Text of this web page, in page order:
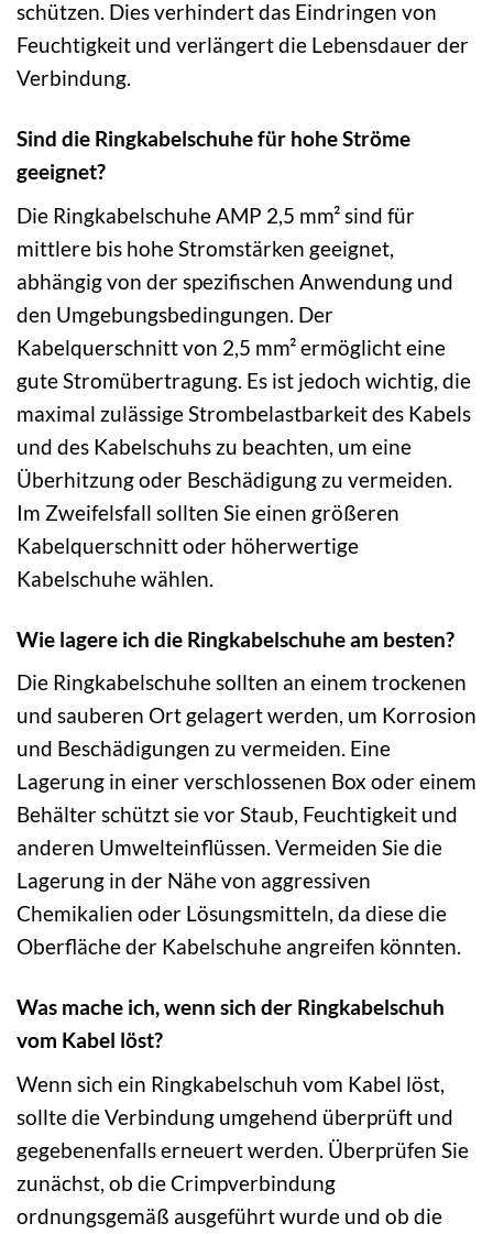
schützen. Dies verhindert das Eindringen von
Feuchtigkeit und verlängert die Lebensdauer der
Verbindung.
Sind die Ringkabelschuhe für hohe Ströme
geeignet?
Die Ringkabelschuhe AMP 2,5 mm² sind für
mittlere bis hohe Stromstärken geeignet,
abhängig von der spezifischen Anwendung und
den Umgebungsbedingungen. Der
Kabelquerschnitt von 2,5 mm² ermöglicht eine
gute Stromübertragung. Es ist jedoch wichtig, die
maximal zulässige Strombelastbarkeit des Kabels
und des Kabelschuhs zu beachten, um eine
Überhitzung oder Beschädigung zu vermeiden.
Im Zweifelsfall sollten Sie einen größeren
Kabelquerschnitt oder höherwertige
Kabelschuhe wählen.
Wie lagere ich die Ringkabelschuhe am besten?
Die Ringkabelschuhe sollten an einem trockenen
und sauberen Ort gelagert werden, um Korrosion
und Beschädigungen zu vermeiden. Eine
Lagerung in einer verschlossenen Box oder einem
Behälter schützt sie vor Staub, Feuchtigkeit und
anderen Umwelteinflüssen. Vermeiden Sie die
Lagerung in der Nähe von aggressiven
Chemikalien oder Lösungsmitteln, da diese die
Oberfläche der Kabelschuhe angreifen könnten.
Was mache ich, wenn sich der Ringkabelschuh
vom Kabel löst?
Wenn sich ein Ringkabelschuh vom Kabel löst,
sollte die Verbindung umgehend überprüft und
gegebenenfalls erneuert werden. Überprüfen Sie
zunächst, ob die Crimpverbindung
ordnungsgemäß ausgeführt wurde und ob die